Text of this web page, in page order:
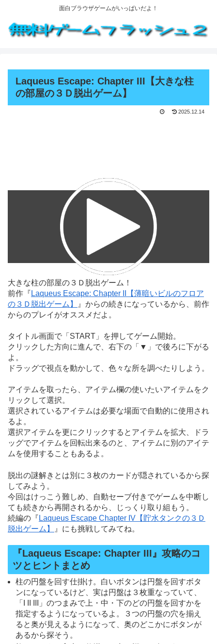
面白ブラウザゲームがいっぱいだよ！
Laqueus Escape: Chapter III【大きな柱
の部屋の３Ｄ脱出ゲーム】
2025.12.14
大きな柱の部屋の３Ｄ脱出ゲーム！
前作『 Laqueus Escape: Chapter II【薄暗いビルのフロア
の３Ｄ脱出ゲーム】
』からの続きになっているから、前作
からのプレイがオススメだよ。
タイトル画面で「START」を押してゲーム開始。
クリックした方向に進んで、右下の「▼」で後ろに下がる
よ。
ドラッグで視点を動かして、色々な所を調べたりしよう。
アイテムを取ったら、アイテム欄の使いたいアイテムをク
リックして選択。
選択されているアイテムは必要な場面で自動的に使用され
るよ。
選択アイテムを更にクリックするとアイテムを拡大、ドラ
ッグでアイテムを回転出来るのと、アイテムに別のアイテ
ムを使用することもあるよ。
脱出の謎解きとは別に３枚のカードが隠されているから探
してみよう。
今回はけっこう難しめ、自動セーブ付きでゲームを中断し
ても続きから再開されるから、じっくり取り組もう。
続編の『 Laqueus Escape Chapter IV【貯水タンクの３Ｄ
脱出ゲーム】
』にも挑戦してみてね。
『Laqueus Escape: Chapter III』攻略のコ
ツとヒントまとめ
柱の円盤を回す仕掛け。白いボタンは円盤を回すボタ
ンになっているけど、実は円盤は３枚重なっていて、
「I II III」のつまみで上・中・下のどの円盤を回すかを
指定するようになっているよ。３つの円盤の穴を揃え
ると奥が見えるようになって、奥のどこかにボタンが
あるから探そう。